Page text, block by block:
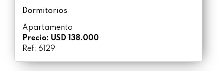
Dormitorios
Apartamento
Precio: USD 138.000
Ref: 6129